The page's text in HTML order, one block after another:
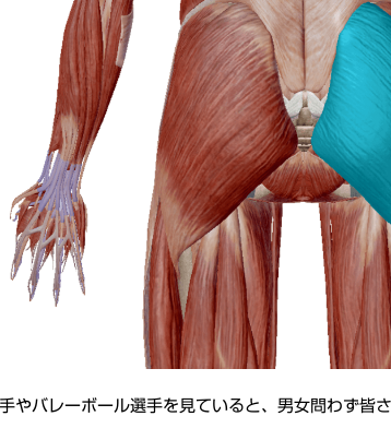
やバレーボール選手を見ていると、男女問わず皆